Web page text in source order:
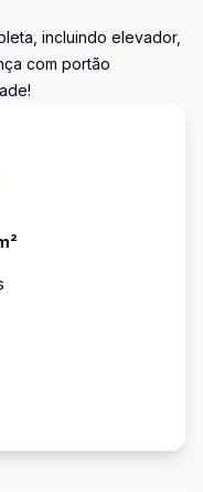
incluindo elevador,
com portão